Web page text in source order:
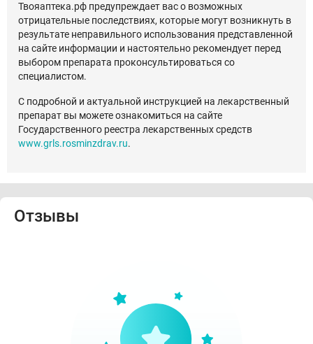
Твояаптека.рф предупреждает вас о возможных
отрицательные последствиях, которые могут возникнуть в
результате неправильного использования представленной
на сайте информации и настоятельно рекомендует перед
выбором препарата проконсультироваться со
специалистом.
С подробной и актуальной инструкцией на лекарственный
препарат вы можете ознакомиться на сайте
Государственного реестра лекарственных средств
www.grls.rosminzdrav.ru.
Отзывы